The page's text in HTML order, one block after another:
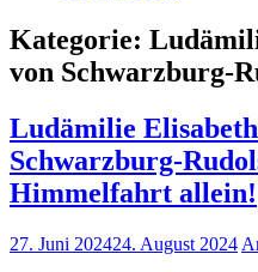
Kategorie:
von Schwarzburg-
Ludämilie
Schwarzburg-
Himmelfahrt allein!
27. Juni 202424. August 2024